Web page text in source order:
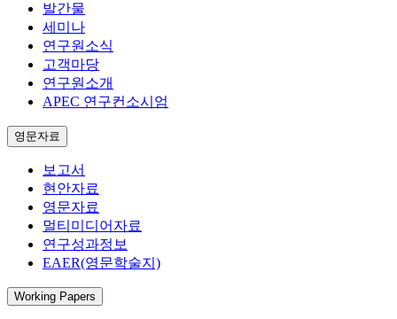
발간물
세미나
연구원소식
고객마당
연구원소개
APEC 연구컨소시엄
영문자료
보고서
현안자료
영문자료
멀티미디어자료
연구성과정보
EAER(영문학술지)
Working Papers